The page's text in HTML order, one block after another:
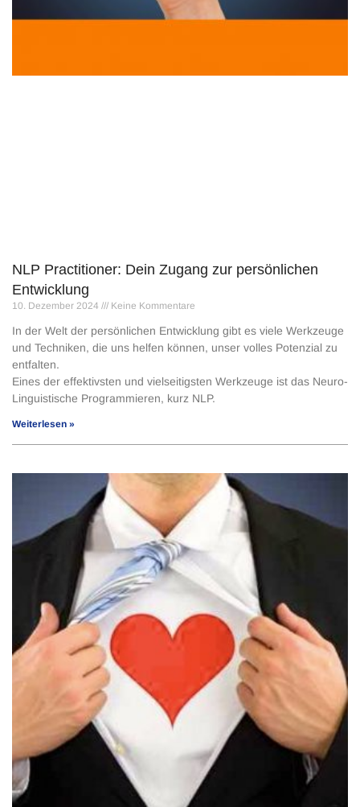
NLP Practitioner: Dein Zugang zur persönlichen
Entwicklung
10. Dezember 2024 Keine Kommentare
In der Welt der persönlichen Entwicklung gibt es viele Werkzeuge
und Techniken, die uns helfen können, unser volles Potenzial zu
entfalten.
Eines der effektivsten und vielseitigsten Werkzeuge ist das Neuro-
Linguistische Programmieren, kurz NLP.
Weiterlesen »